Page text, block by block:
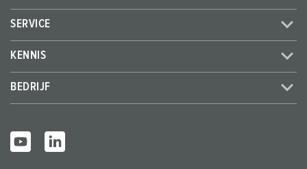
SERVICE
KENNIS
BEDRIJF